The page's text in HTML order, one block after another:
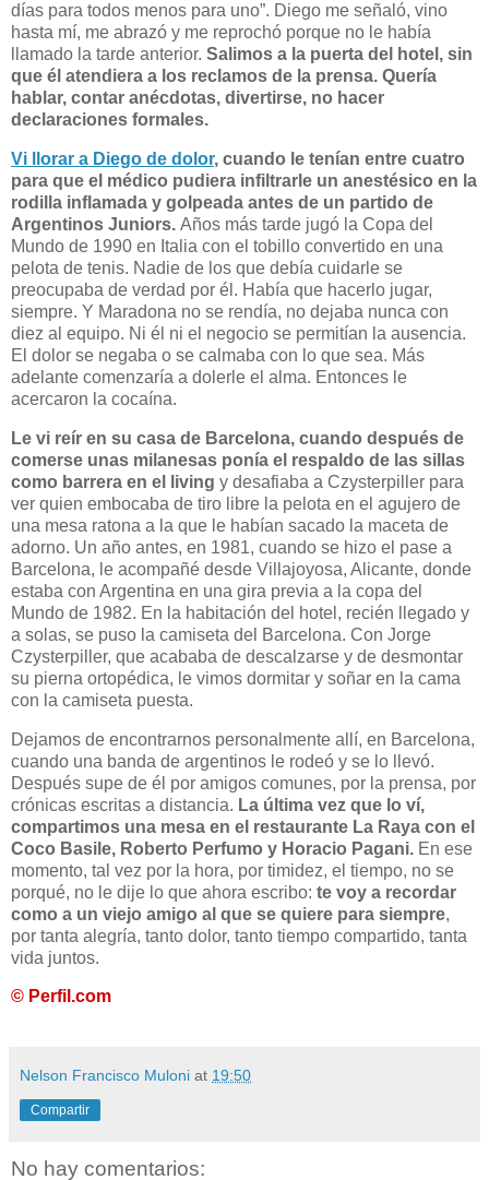
días para todos menos para uno”. Diego me señaló, vino
hasta mí, me abrazó y me reprochó porque no le había
llamado la tarde anterior. Salimos a la puerta del hotel, sin
que él atendiera a los reclamos de la prensa. Quería
hablar, contar anécdotas, divertirse, no hacer
declaraciones formales.
Vi llorar a Diego de dolor, cuando le tenían entre cuatro
para que el médico pudiera infiltrarle un anestésico en la
rodilla inflamada y golpeada antes de un partido de
Argentinos Juniors. Años más tarde jugó la Copa del
Mundo de 1990 en Italia con el tobillo convertido en una
pelota de tenis. Nadie de los que debía cuidarle se
preocupaba de verdad por él. Había que hacerlo jugar,
siempre. Y Maradona no se rendía, no dejaba nunca con
diez al equipo. Ni él ni el negocio se permitían la ausencia.
El dolor se negaba o se calmaba con lo que sea. Más
adelante comenzaría a dolerle el alma. Entonces le
acercaron la cocaína.
Le vi reír en su casa de Barcelona, cuando después de
comerse unas milanesas ponía el respaldo de las sillas
como barrera en el living y desafiaba a Czysterpiller para
ver quien embocaba de tiro libre la pelota en el agujero de
una mesa ratona a la que le habían sacado la maceta de
adorno. Un año antes, en 1981, cuando se hizo el pase a
Barcelona, le acompañé desde Villajoyosa, Alicante, donde
estaba con Argentina en una gira previa a la copa del
Mundo de 1982. En la habitación del hotel, recién llegado y
a solas, se puso la camiseta del Barcelona. Con Jorge
Czysterpiller, que acababa de descalzarse y de desmontar
su pierna ortopédica, le vimos dormitar y soñar en la cama
con la camiseta puesta.
Dejamos de encontrarnos personalmente allí, en Barcelona,
cuando una banda de argentinos le rodeó y se lo llevó.
Después supe de él por amigos comunes, por la prensa, por
crónicas escritas a distancia. La última vez que lo ví,
compartimos una mesa en el restaurante La Raya con el
Coco Basile, Roberto Perfumo y Horacio Pagani. En ese
momento, tal vez por la hora, por timidez, el tiempo, no se
porqué, no le dije lo que ahora escribo: te voy a recordar
como a un viejo amigo al que se quiere para siempre,
por tanta alegría, tanto dolor, tanto tiempo compartido, tanta
vida juntos.
© Perfil.com
Nelson Francisco Muloni at 19:50
Compartir
No hay comentarios: